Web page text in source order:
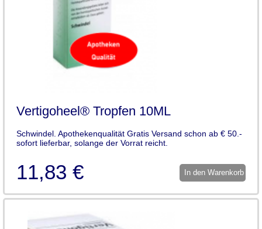
Vertigoheel® Tropfen 10ML
Schwindel. Apothekenqualität Gratis Versand schon ab € 50.-
sofort lieferbar, solange der Vorrat reicht.
11,83 € In den Warenkorb